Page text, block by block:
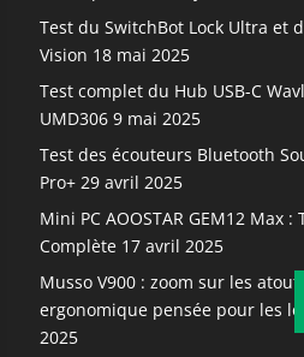
Test du SwitchBot Lock Ultra et
Vision 18 mai 2025
Test complet du Hub USB-C
UMD306 9 mai 2025
Test des écouteurs Bluetooth
Pro+ 29 avril 2025
Mini PC AOOSTAR GEM12 Max :
Complète 17 avril 2025
Musso V900 : zoom sur les atouts
ergonomique pensée pour les
2025